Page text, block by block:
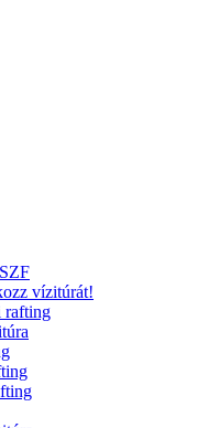
vízitúrát!
rafting